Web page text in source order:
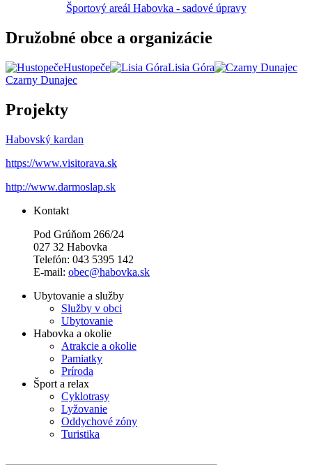
Športový areál Habovka - sadové úpravy
Družobné obce a organizácie
Hustopeče
Lisia Góra
Czarny Dunajec
Projekty
Habovský kardan
https://www.visitorava.sk
http://www.darmoslap.sk
Kontakt
Pod Grúňom 266/24
027 32 Habovka
Telefón: 043 5395 142
E-mail: obec@habovka.sk
Ubytovanie a služby
Služby v obci
Ubytovanie
Habovka a okolie
Atrakcie a okolie
Pamiatky
Príroda
Šport a relax
Cyklotrasy
Lyžovanie
Oddychové zóny
Turistika